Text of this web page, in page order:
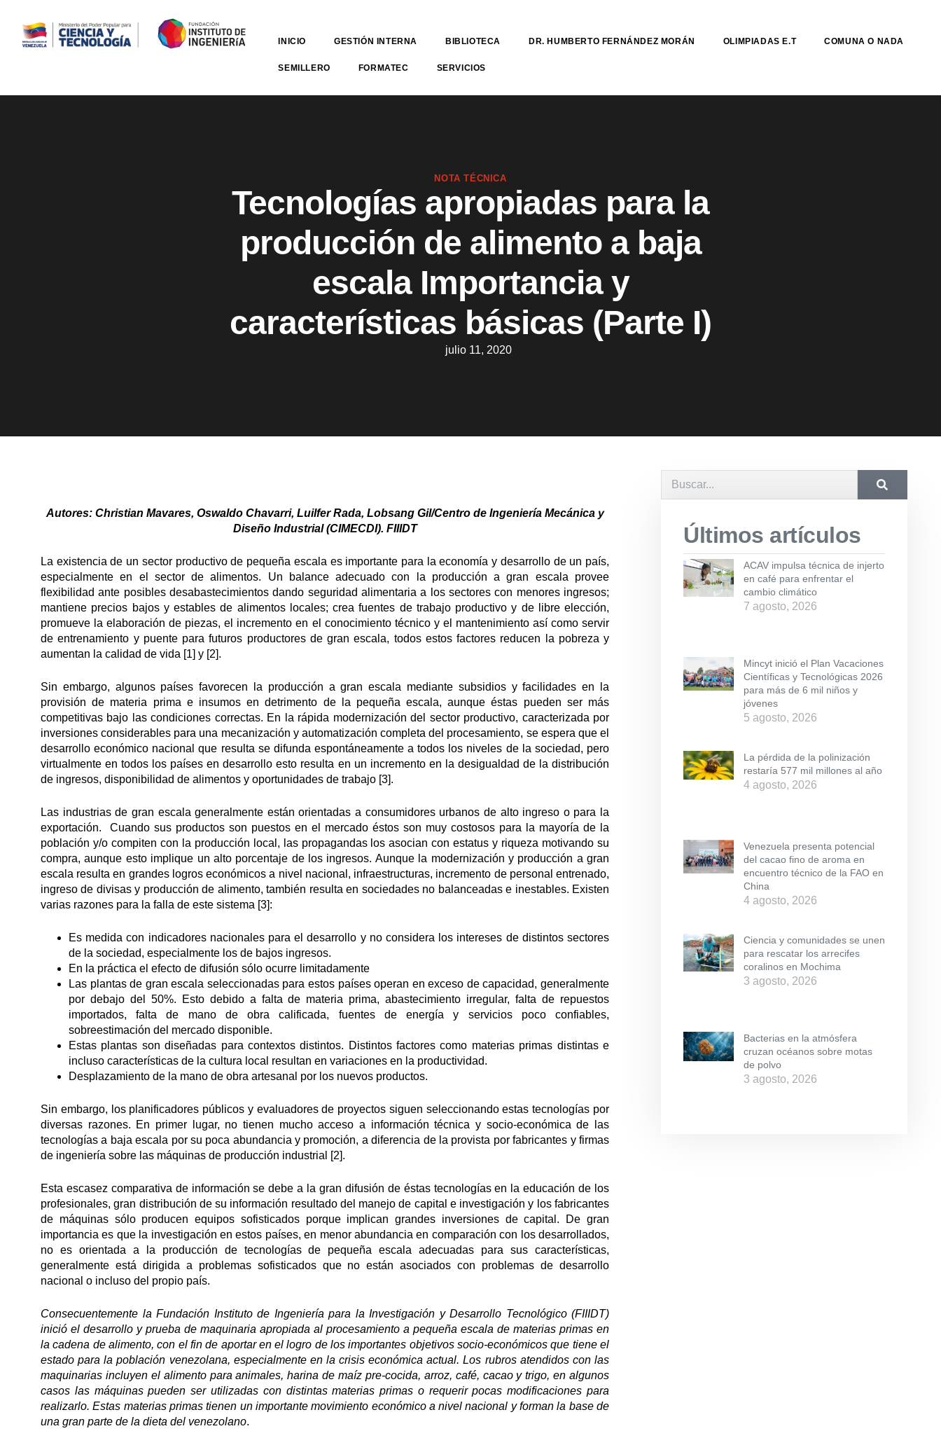
INICIO GESTIÓN INTERNA BIBLIOTECA DR. HUMBERTO FERNÁNDEZ MORÁN OLIMPIADAS E.T COMUNA O NADA
SEMILLERO FORMATEC SERVICIOS
NOTA TÉCNICA
Tecnologías apropiadas para la
producción de alimento a baja
escala Importancia y
características básicas (Parte I)
julio 11, 2020
Autores: Christian Mavares, Oswaldo Chavarri, Luilfer Rada, Lobsang Gil/Centro de Ingeniería Mecánica y
Diseño Industrial (CIMECDI). FIIIDT
La existencia de un sector productivo de pequeña escala es importante para la economía y desarrollo de un país,
especialmente en el sector de alimentos. Un balance adecuado con la producción a gran escala provee
flexibilidad ante posibles desabastecimientos dando seguridad alimentaria a los sectores con menores ingresos;
mantiene precios bajos y estables de alimentos locales; crea fuentes de trabajo productivo y de libre elección,
promueve la elaboración de piezas, el incremento en el conocimiento técnico y el mantenimiento así como servir
de entrenamiento y puente para futuros productores de gran escala, todos estos factores reducen la pobreza y
aumentan la calidad de vida [1] y [2].
Sin embargo, algunos países favorecen la producción a gran escala mediante subsidios y facilidades en la
provisión de materia prima e insumos en detrimento de la pequeña escala, aunque éstas pueden ser más
competitivas bajo las condiciones correctas. En la rápida modernización del sector productivo, caracterizada por
inversiones considerables para una mecanización y automatización completa del procesamiento, se espera que el
desarrollo económico nacional que resulta se difunda espontáneamente a todos los niveles de la sociedad, pero
virtualmente en todos los países en desarrollo esto resulta en un incremento en la desigualdad de la distribución
de ingresos, disponibilidad de alimentos y oportunidades de trabajo [3].
Las industrias de gran escala generalmente están orientadas a consumidores urbanos de alto ingreso o para la
exportación. Cuando sus productos son puestos en el mercado éstos son muy costosos para la mayoría de la
población y/o compiten con la producción local, las propagandas los asocian con estatus y riqueza motivando su
compra, aunque esto implique un alto porcentaje de los ingresos. Aunque la modernización y producción a gran
escala resulta en grandes logros económicos a nivel nacional, infraestructuras, incremento de personal entrenado,
ingreso de divisas y producción de alimento, también resulta en sociedades no balanceadas e inestables. Existen
varias razones para la falla de este sistema [3]:
Es medida con indicadores nacionales para el desarrollo y no considera los intereses de distintos sectores
de la sociedad, especialmente los de bajos ingresos.
En la práctica el efecto de difusión sólo ocurre limitadamente
Las plantas de gran escala seleccionadas para estos países operan en exceso de capacidad, generalmente
por debajo del 50%. Esto debido a falta de materia prima, abastecimiento irregular, falta de repuestos
importados, falta de mano de obra calificada, fuentes de energía y servicios poco confiables,
sobreestimación del mercado disponible.
Estas plantas son diseñadas para contextos distintos. Distintos factores como materias primas distintas e
incluso características de la cultura local resultan en variaciones en la productividad.
Desplazamiento de la mano de obra artesanal por los nuevos productos.
Sin embargo, los planificadores públicos y evaluadores de proyectos siguen seleccionando estas tecnologías por
diversas razones. En primer lugar, no tienen mucho acceso a información técnica y socio-económica de las
tecnologías a baja escala por su poca abundancia y promoción, a diferencia de la provista por fabricantes y firmas
de ingeniería sobre las máquinas de producción industrial [2].
Esta escasez comparativa de información se debe a la gran difusión de éstas tecnologías en la educación de los
profesionales, gran distribución de su información resultado del manejo de capital e investigación y los fabricantes
de máquinas sólo producen equipos sofisticados porque implican grandes inversiones de capital. De gran
importancia es que la investigación en estos países, en menor abundancia en comparación con los desarrollados,
no es orientada a la producción de tecnologías de pequeña escala adecuadas para sus características,
generalmente está dirigida a problemas sofisticados que no están asociados con problemas de desarrollo
nacional o incluso del propio país.
Consecuentemente la Fundación Instituto de Ingeniería para la Investigación y Desarrollo Tecnológico (FIIIDT)
inició el desarrollo y prueba de maquinaria apropiada al procesamiento a pequeña escala de materias primas en
la cadena de alimento, con el fin de aportar en el logro de los importantes objetivos socio-económicos que tiene el
estado para la población venezolana, especialmente en la crisis económica actual. Los rubros atendidos con las
maquinarias incluyen el alimento para animales, harina de maíz pre-cocida, arroz, café, cacao y trigo, en algunos
casos las máquinas pueden ser utilizadas con distintas materias primas o requerir pocas modificaciones para
realizarlo. Estas materias primas tienen un importante movimiento económico a nivel nacional y forman la base de
una gran parte de la dieta del venezolano.
Últimos artículos
ACAV impulsa técnica de injerto
en café para enfrentar el
cambio climático
7 agosto, 2026
Mincyt inició el Plan Vacaciones
Científicas y Tecnológicas 2026
para más de 6 mil niños y
jóvenes
5 agosto, 2026
La pérdida de la polinización
restaría 577 mil millones al año
4 agosto, 2026
Venezuela presenta potencial
del cacao fino de aroma en
encuentro técnico de la FAO en
China
4 agosto, 2026
Ciencia y comunidades se unen
para rescatar los arrecifes
coralinos en Mochima
3 agosto, 2026
Bacterias en la atmósfera
cruzan océanos sobre motas
de polvo
3 agosto, 2026